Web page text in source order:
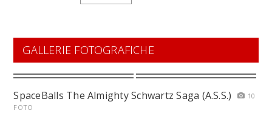
GALLERIE FOTOGRAFICHE
SpaceBalls The Almighty Schwartz Saga (A.S.S.)
10
FOTO